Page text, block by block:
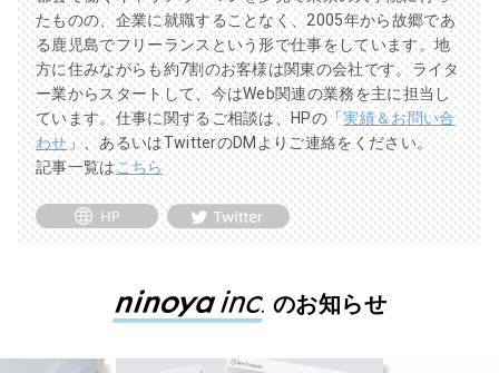
たものの、企業に就職することなく、2005年から故郷であ
る鹿児島でフリーランスという形で仕事をしています。地
方に住みながらも約7割のお客様は関東の会社です。ライタ
ー業からスタートして、今はWeb関連の業務を主に担当し
ています。仕事に関するご相談は、HPの「実績＆お問い合
わせ」、あるいはTwitterのDMよりご連絡をください。
記事一覧はこちら
のお知らせ